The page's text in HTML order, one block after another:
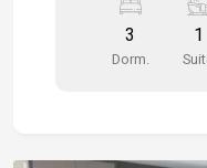
dormitórios,
ambientes com
banheiro social,
3
Dorm.
1